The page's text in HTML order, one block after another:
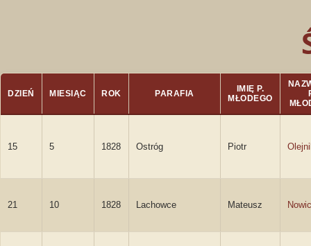
DZIEŃ MIESIĄC ROK PARAFIA
IMIĘ P.
MŁODEGO
15 5 1828 Ostróg Piotr
21 10 1828 Lachowce Mateusz